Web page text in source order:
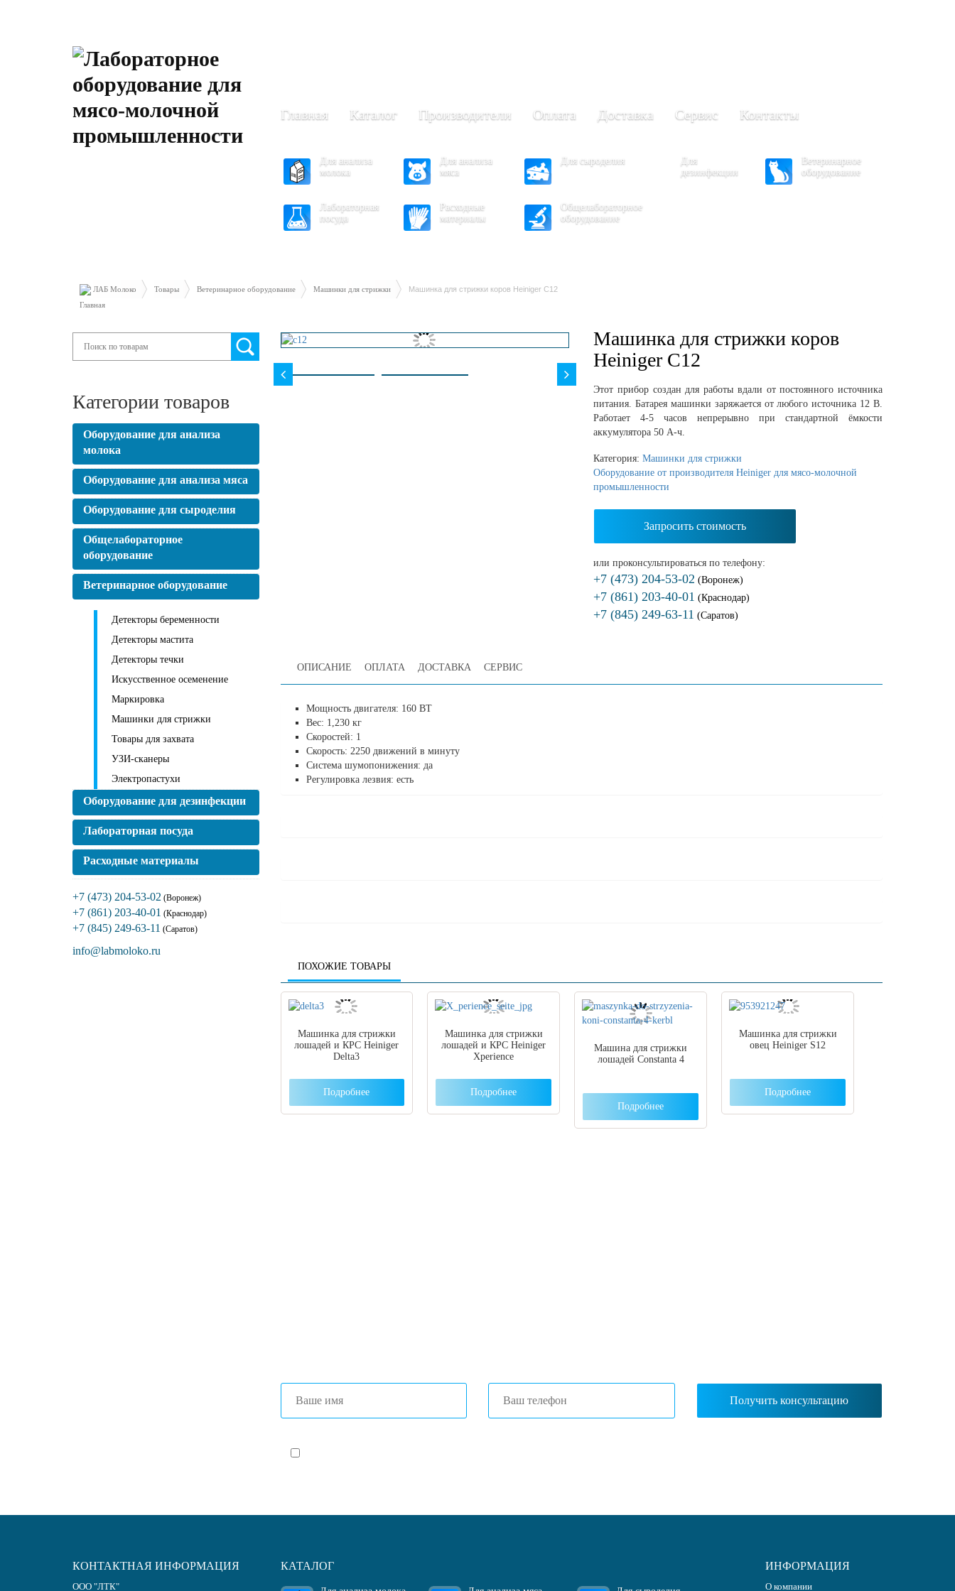
Главная Каталог Производители Оплата Доставка Сервис Контакты
Для анализа
молока
Для анализа
мяса
Для сыроделия
Для
дезинфекции
Ветеринарное
оборудование
Лабораторная
посуда
Расходные
материалы
Общелабораторное
оборудование
ЛАБ Молоко Товары Ветеринарное оборудование Машинки для стрижки Машинка для стрижки коров Heiniger C12
Машинка для стрижки коров
Heiniger C12
Этот прибор создан для работы вдали от постоянного источника
питания. Батарея машинки заряжается от любого источника 12 В.
Работает 4-5 часов непрерывно при стандартной ёмкости
аккумулятора 50 А-ч.
Категория:Машинки для стрижки
Оборудование от производителя Heiniger для мясо-молочной
промышленности
Запросить стоимость
или проконсультироваться по телефону:
+7 (473) 204-53-02 (Воронеж)
+7 (861) 203-40-01 (Краснодар)
+7 (845) 249-63-11 (Саратов)
ОПИСАНИЕ ОПЛАТА ДОСТАВКА СЕРВИС
Мощность двигателя: 160 ВТ
Вес: 1,230 кг
Скоростей: 1
Скорость: 2250 движений в минуту
Система шумопонижения: да
Регулировка лезвия: есть
ПОХОЖИЕ ТОВАРЫ
Машинка для стрижки
лошадей и КРС Heiniger
Delta3
Подробнее
Машинка для стрижки
лошадей и КРС Heiniger
Xperience
Подробнее
Машина для стрижки
лошадей Constanta 4
Подробнее
Машинка для стрижки
овец Heiniger S12
Подробнее
Категории товаров
Оборудование для анализа
молока
Оборудование для анализа мяса
Оборудование для сыроделия
Общелабораторное
оборудование
Ветеринарное оборудование
Детекторы беременности
Детекторы мастита
Детекторы течки
Искусственное осеменение
Маркировка
Машинки для стрижки
Товары для захвата
УЗИ-сканеры
Электропастухи
Оборудование для дезинфекции
Лабораторная посуда
Расходные материалы
+7 (473) 204-53-02 (Воронеж)
+7 (861) 203-40-01 (Краснодар)
+7 (845) 249-63-11 (Саратов)
info@labmoloko.ru
КОНТАКТНАЯ ИНФОРМАЦИЯ
ООО "ЛТК"
КАТАЛОГ ИНФОРМАЦИЯ
О компании